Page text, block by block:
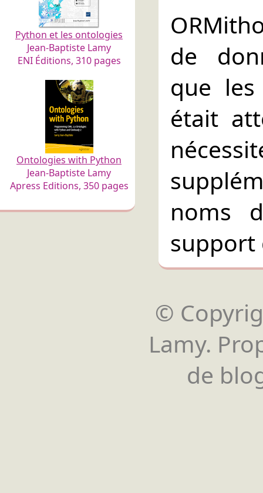
Python et les ontologies
Jean-Baptiste Lamy
ENI Éditions, 310 pages
Ontologies with Python
Jean-Baptiste Lamy
Apress Editions, 350 pages
de
que
était
noms
support
©
Lamy.
de